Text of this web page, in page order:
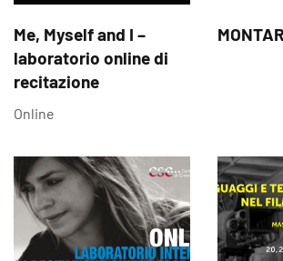
Me, Myself and I –
laboratorio online di
recitazione
Online